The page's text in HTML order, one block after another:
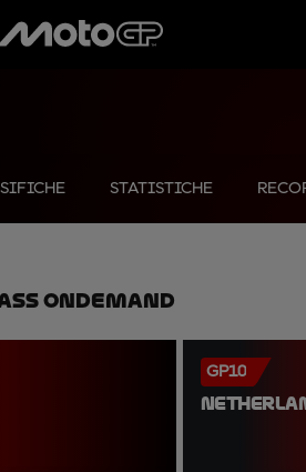
STATISTICHE
OnDemand
GP10